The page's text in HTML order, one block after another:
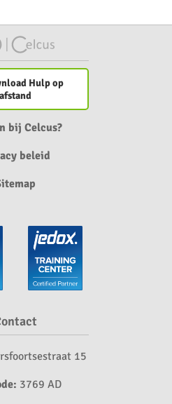
Hulp op
afstand
bij Celcus?
beleid
15
3769 AD